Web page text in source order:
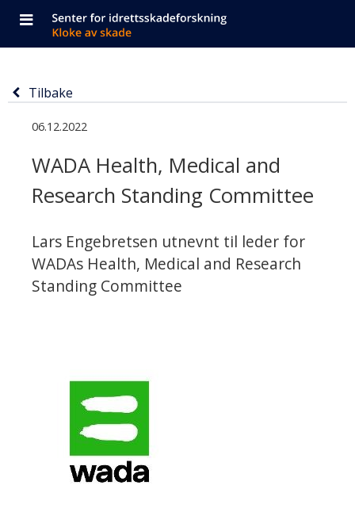
Senter
for
idrettsskadeforskning
Navigasjonen
besto
mobilmeny,
hovedside
byte
språk
Knapp
å
bytte
navigasjon
Forside
Gå
til
Hovedinnhold
på
siden
Informasjon
om
nyhet
med
WADA
Health,
Standing
Committee
Tilbake
forrige
side
Tilbake
06.12.2022
WADA Health, Medical and
Research Standing Committee
Introduksjon
Lars Engebretsen utnevnt til leder for
WADAs Health, Medical and Research
Standing Committee